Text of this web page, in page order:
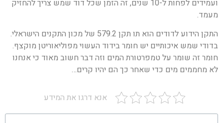
ועמידים לפחות ל-10 שנים, זה הזמן שכל דוד שמש צריך להחזיק
מעמד.
התקן הידוע לדודים הוא תו תקן 579.2 של מכון התקנים הישראלי.
בדודי שמש איכותיים יש חומר בידוד העשוי מפוליאוריטן מוקצף.
חומר זה שומר על טמפרטורת המים וזה דבר חשוב מאוד כי אנחנו
לא מחממים מים כדי שאחר כך הם יהיו קרים…
אנא דרגו את המידע